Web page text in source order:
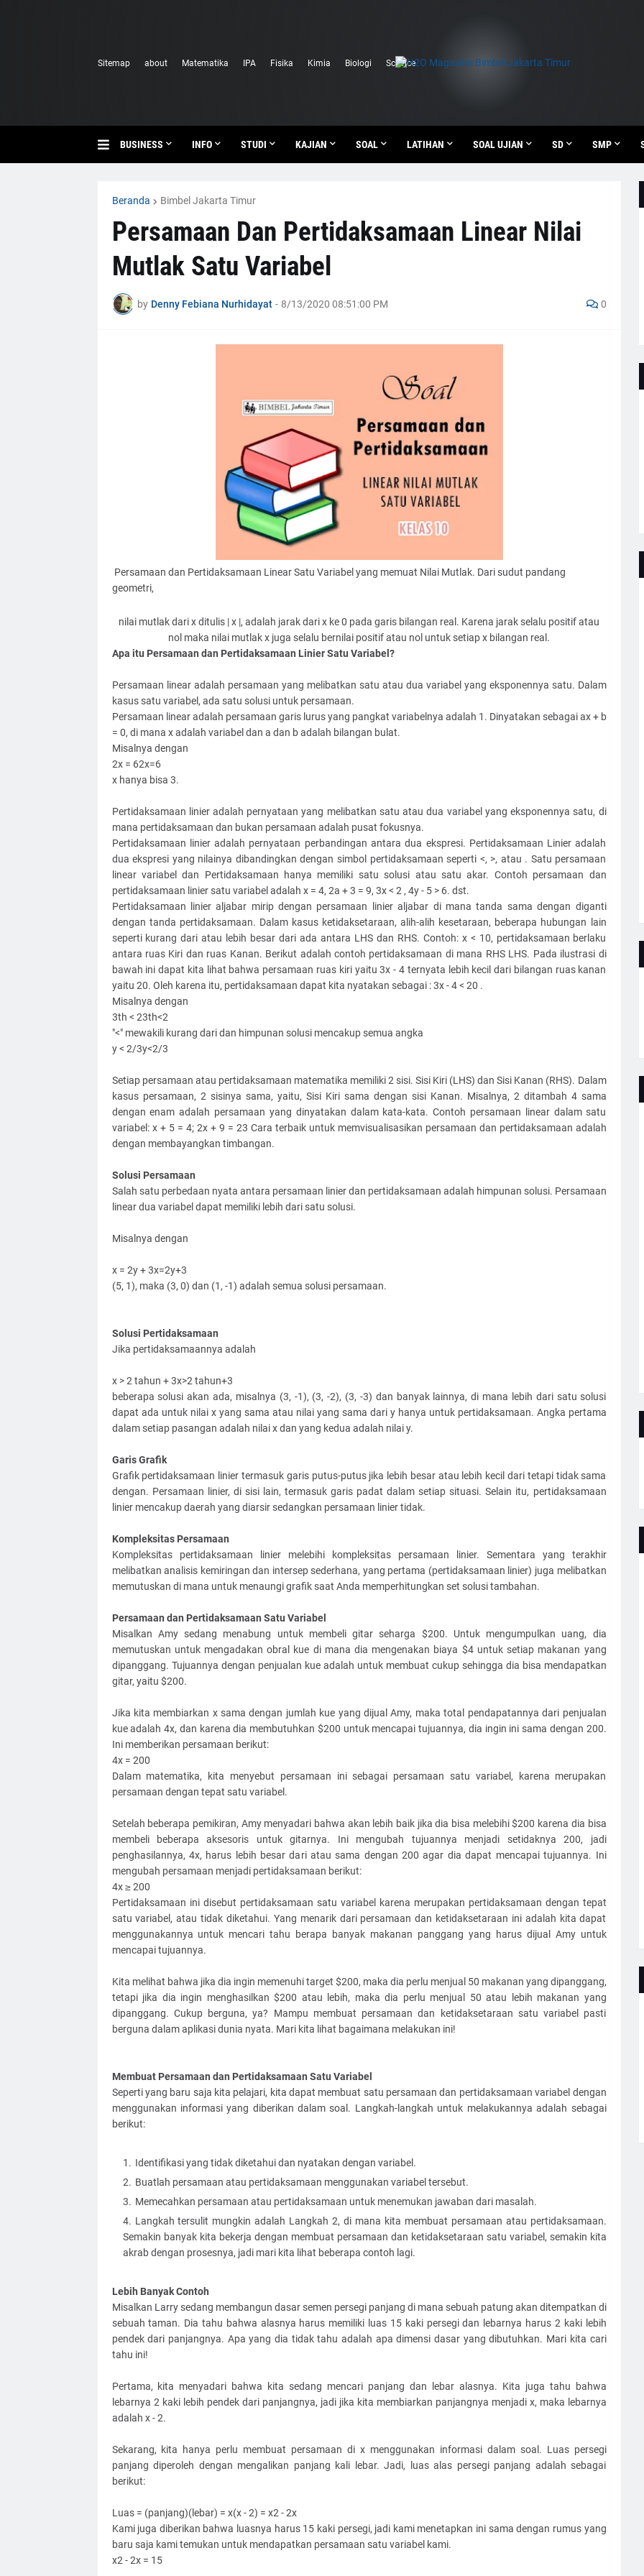
Sitemap about Matematika IPA Fisika Kimia Biologi Science
BUSINESS INFO STUDI KAJIAN SOAL LATIHAN SOAL UJIAN SD SMP
Beranda Bimbel Jakarta Timur
Persamaan Dan Pertidaksamaan Linear Nilai
Mutlak Satu Variabel
by Denny Febiana Nurhidayat - 8/13/2020 08:51:00 PM 0
Persamaan dan Pertidaksamaan Linear Satu Variabel yang memuat Nilai Mutlak. Dari sudut pandang
geometri,
nilai mutlak dari x ditulis | x |, adalah jarak dari x ke 0 pada garis bilangan real. Karena jarak selalu positif atau
nol maka nilai mutlak x juga selalu bernilai positif atau nol untuk setiap x bilangan real.
Apa itu Persamaan dan Pertidaksamaan Linier Satu Variabel?
Persamaan linear adalah persamaan yang melibatkan satu atau dua variabel yang eksponennya satu. Dalam
kasus satu variabel, ada satu solusi untuk persamaan.
Persamaan linear adalah persamaan garis lurus yang pangkat variabelnya adalah 1. Dinyatakan sebagai ax + b
= 0, di mana x adalah variabel dan a dan b adalah bilangan bulat.
Misalnya dengan
2x = 62x=6
x hanya bisa 3.
Pertidaksamaan linier adalah pernyataan yang melibatkan satu atau dua variabel yang eksponennya satu, di
mana pertidaksamaan dan bukan persamaan adalah pusat fokusnya.
Pertidaksamaan linier adalah pernyataan perbandingan antara dua ekspresi. Pertidaksamaan Linier adalah
dua ekspresi yang nilainya dibandingkan dengan simbol pertidaksamaan seperti <, >, atau . Satu persamaan
linear variabel dan Pertidaksamaan hanya memiliki satu solusi atau satu akar. Contoh persamaan dan
pertidaksamaan linier satu variabel adalah x = 4, 2a + 3 = 9, 3x < 2 , 4y - 5 > 6. dst.
Pertidaksamaan linier aljabar mirip dengan persamaan linier aljabar di mana tanda sama dengan diganti
dengan tanda pertidaksamaan. Dalam kasus ketidaksetaraan, alih-alih kesetaraan, beberapa hubungan lain
seperti kurang dari atau lebih besar dari ada antara LHS dan RHS. Contoh: x < 10, pertidaksamaan berlaku
antara ruas Kiri dan ruas Kanan. Berikut adalah contoh pertidaksamaan di mana RHS LHS. Pada ilustrasi di
bawah ini dapat kita lihat bahwa persamaan ruas kiri yaitu 3x - 4 ternyata lebih kecil dari bilangan ruas kanan
yaitu 20. Oleh karena itu, pertidaksamaan dapat kita nyatakan sebagai : 3x - 4 < 20 .
Misalnya dengan
3th < 23th<2
"<" mewakili kurang dari dan himpunan solusi mencakup semua angka
y < 2/3y<2/3
Setiap persamaan atau pertidaksamaan matematika memiliki 2 sisi. Sisi Kiri (LHS) dan Sisi Kanan (RHS). Dalam
kasus persamaan, 2 sisinya sama, yaitu, Sisi Kiri sama dengan sisi Kanan. Misalnya, 2 ditambah 4 sama
dengan enam adalah persamaan yang dinyatakan dalam kata-kata. Contoh persamaan linear dalam satu
variabel: x + 5 = 4; 2x + 9 = 23 Cara terbaik untuk memvisualisasikan persamaan dan pertidaksamaan adalah
dengan membayangkan timbangan.
Solusi Persamaan
Salah satu perbedaan nyata antara persamaan linier dan pertidaksamaan adalah himpunan solusi. Persamaan
linear dua variabel dapat memiliki lebih dari satu solusi.
Misalnya dengan
x = 2y + 3x=2y+3
(5, 1), maka (3, 0) dan (1, -1) adalah semua solusi persamaan.
Solusi Pertidaksamaan
Jika pertidaksamaannya adalah
x > 2 tahun + 3x>2 tahun+3
beberapa solusi akan ada, misalnya (3, -1), (3, -2), (3, -3) dan banyak lainnya, di mana lebih dari satu solusi
dapat ada untuk nilai x yang sama atau nilai yang sama dari y hanya untuk pertidaksamaan. Angka pertama
dalam setiap pasangan adalah nilai x dan yang kedua adalah nilai y.
Garis Grafik
Grafik pertidaksamaan linier termasuk garis putus-putus jika lebih besar atau lebih kecil dari tetapi tidak sama
dengan. Persamaan linier, di sisi lain, termasuk garis padat dalam setiap situasi. Selain itu, pertidaksamaan
linier mencakup daerah yang diarsir sedangkan persamaan linier tidak.
Kompleksitas Persamaan
Kompleksitas pertidaksamaan linier melebihi kompleksitas persamaan linier. Sementara yang terakhir
melibatkan analisis kemiringan dan intersep sederhana, yang pertama (pertidaksamaan linier) juga melibatkan
memutuskan di mana untuk menaungi grafik saat Anda memperhitungkan set solusi tambahan.
Persamaan dan Pertidaksamaan Satu Variabel
Misalkan Amy sedang menabung untuk membeli gitar seharga $200. Untuk mengumpulkan uang, dia
memutuskan untuk mengadakan obral kue di mana dia mengenakan biaya $4 untuk setiap makanan yang
dipanggang. Tujuannya dengan penjualan kue adalah untuk membuat cukup sehingga dia bisa mendapatkan
gitar, yaitu $200.
Jika kita membiarkan x sama dengan jumlah kue yang dijual Amy, maka total pendapatannya dari penjualan
kue adalah 4x, dan karena dia membutuhkan $200 untuk mencapai tujuannya, dia ingin ini sama dengan 200.
Ini memberikan persamaan berikut:
4x = 200
Dalam matematika, kita menyebut persamaan ini sebagai persamaan satu variabel, karena merupakan
persamaan dengan tepat satu variabel.
Setelah beberapa pemikiran, Amy menyadari bahwa akan lebih baik jika dia bisa melebihi $200 karena dia bisa
membeli beberapa aksesoris untuk gitarnya. Ini mengubah tujuannya menjadi setidaknya 200, jadi
penghasilannya, 4x, harus lebih besar dari atau sama dengan 200 agar dia dapat mencapai tujuannya. Ini
mengubah persamaan menjadi pertidaksamaan berikut:
4x ≥ 200
Pertidaksamaan ini disebut pertidaksamaan satu variabel karena merupakan pertidaksamaan dengan tepat
satu variabel, atau tidak diketahui. Yang menarik dari persamaan dan ketidaksetaraan ini adalah kita dapat
menggunakannya untuk mencari tahu berapa banyak makanan panggang yang harus dijual Amy untuk
mencapai tujuannya.
Kita melihat bahwa jika dia ingin memenuhi target $200, maka dia perlu menjual 50 makanan yang dipanggang,
tetapi jika dia ingin menghasilkan $200 atau lebih, maka dia perlu menjual 50 atau lebih makanan yang
dipanggang. Cukup berguna, ya? Mampu membuat persamaan dan ketidaksetaraan satu variabel pasti
berguna dalam aplikasi dunia nyata. Mari kita lihat bagaimana melakukan ini!
Membuat Persamaan dan Pertidaksamaan Satu Variabel
Seperti yang baru saja kita pelajari, kita dapat membuat satu persamaan dan pertidaksamaan variabel dengan
menggunakan informasi yang diberikan dalam soal. Langkah-langkah untuk melakukannya adalah sebagai
berikut:
Identifikasi yang tidak diketahui dan nyatakan dengan variabel.
Buatlah persamaan atau pertidaksamaan menggunakan variabel tersebut.
Memecahkan persamaan atau pertidaksamaan untuk menemukan jawaban dari masalah.
Langkah tersulit mungkin adalah Langkah 2, di mana kita membuat persamaan atau pertidaksamaan.
Semakin banyak kita bekerja dengan membuat persamaan dan ketidaksetaraan satu variabel, semakin kita
akrab dengan prosesnya, jadi mari kita lihat beberapa contoh lagi.
Lebih Banyak Contoh
Misalkan Larry sedang membangun dasar semen persegi panjang di mana sebuah patung akan ditempatkan di
sebuah taman. Dia tahu bahwa alasnya harus memiliki luas 15 kaki persegi dan lebarnya harus 2 kaki lebih
pendek dari panjangnya. Apa yang dia tidak tahu adalah apa dimensi dasar yang dibutuhkan. Mari kita cari
tahu ini!
Pertama, kita menyadari bahwa kita sedang mencari panjang dan lebar alasnya. Kita juga tahu bahwa
lebarnya 2 kaki lebih pendek dari panjangnya, jadi jika kita membiarkan panjangnya menjadi x, maka lebarnya
adalah x - 2.
Sekarang, kita hanya perlu membuat persamaan di x menggunakan informasi dalam soal. Luas persegi
panjang diperoleh dengan mengalikan panjang kali lebar. Jadi, luas alas persegi panjang adalah sebagai
berikut:
Luas = (panjang)(lebar) = x(x - 2) = x2 - 2x
Kami juga diberikan bahwa luasnya harus 15 kaki persegi, jadi kami menetapkan ini sama dengan rumus yang
baru saja kami temukan untuk mendapatkan persamaan satu variabel kami.
x2 - 2x = 15